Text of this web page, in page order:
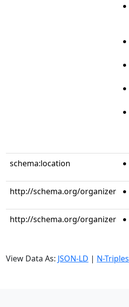
schema:location
http://schema.org/organizer
http://schema.org/organizer
View Data As: JSON-LD | N-Triples